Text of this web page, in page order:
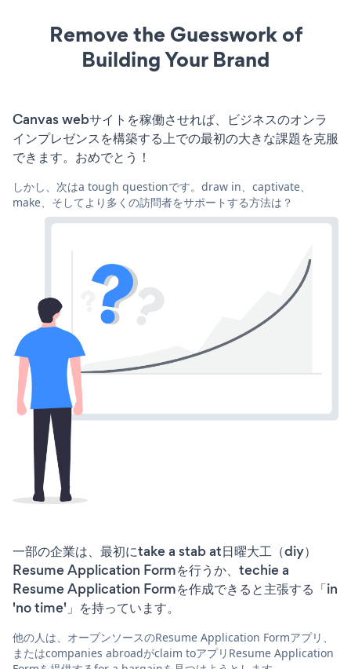
Remove the Guesswork of
Building Your Brand
Canvas webサイトを稼働させれば、ビジネスのオンラ
インプレゼンスを構築する上での最初の大きな課題を克服
できます。おめでとう！
しかし、次はa tough questionです。draw in、captivate、
make、そしてより多くの訪問者をサポートする方法は？
一部の企業は、最初にtake a stab at日曜大工（diy）
Resume Application Formを行うか、techie a
Resume Application Formを作成できると主張する「in
'no time'」を持っています。
他の人は、オープンソースのResume Application Formアプリ、
またはcompanies abroadがclaim toアプリResume Application